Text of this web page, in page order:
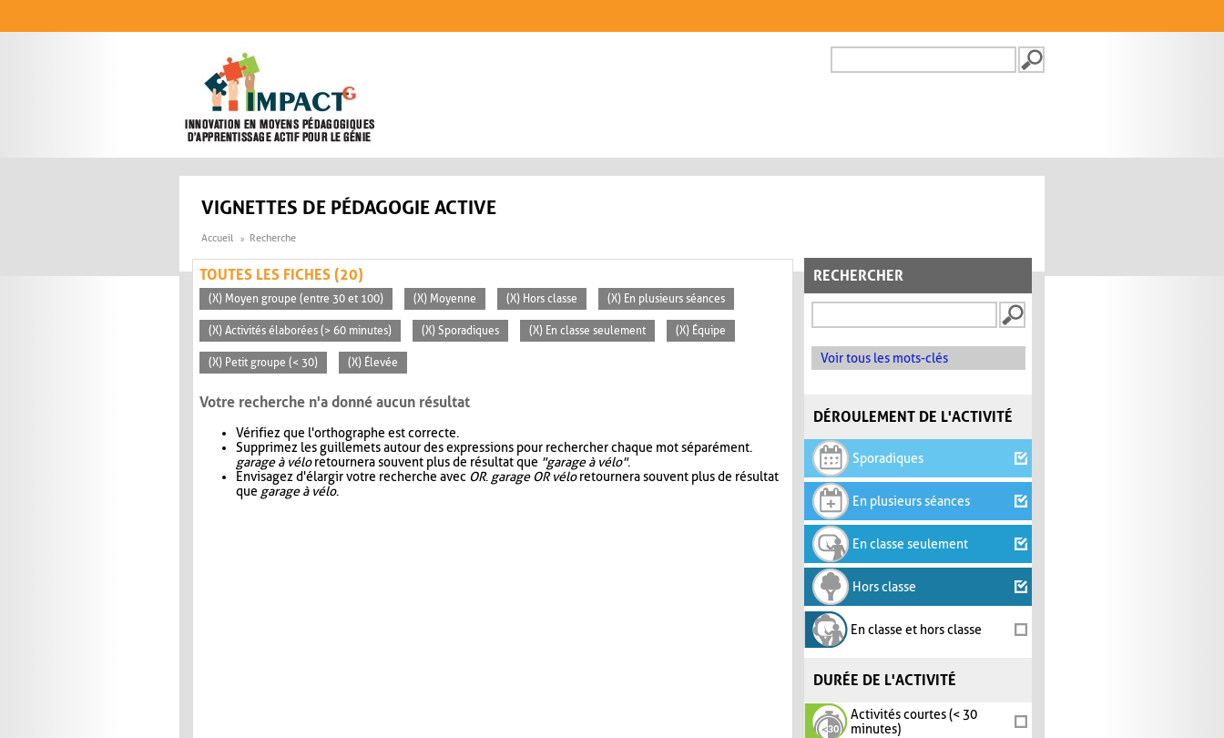
FORMULAIRE DE
VIGNETTES DE PÉDAGOGIE ACTIVE
Accueil Recherche
RECHERCHER
Voir tous les mots-clés
DÉROULEMENT DE L'ACTIVITÉ
Sporadiques
En plusieurs séances
En classe seulement
Hors classe
En classe et hors classe
DURÉE DE L'ACTIVITÉ
Activités courtes (< 30
minutes)
TOUTES LES FICHES (20)
(X) Moyen groupe (entre 30 et 100) (X) Moyenne (X) Hors classe (X) En plusieurs séances
(X) Activités élaborées (> 60 minutes) (X) Sporadiques (X) En classe seulement (X) Équipe
(X) Petit groupe (< 30) (X) Élevée
Votre recherche n'a donné aucun résultat
Vérifiez que l'orthographe est correcte.
Supprimez les guillemets autour des expressions pour rechercher chaque mot séparément.
garage à véloretournera souvent plus de résultat que "garage à vélo".
Envisagez d'élargir votre recherche avec OR. garage OR véloretournera souvent plus de résultat
que garage à vélo.